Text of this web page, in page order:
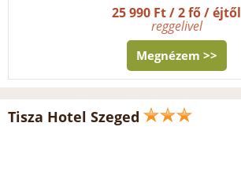
25 990 Ft / 2 fő / éjtől
reggelivel
Megnézem >>
Tisza Hotel Szeged